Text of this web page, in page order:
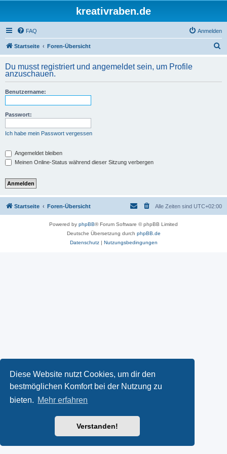
Diese Website nutzt Cookies, um dir den
bestmöglichen Komfort bei der Nutzung zu
bieten. Mehr erfahren
Verstanden!
kreativraben.de
FAQ Anmelden
Startseite Foren-Übersicht
h
Du musst registriert und angemeldet sein, um Profile
anzuschauen.
Benutzername:
Passwort:
Ich habe mein Passwort vergessen
Angemeldet bleiben
Meinen Online-Status während dieser Sitzung verbergen
Startseite Foren-Übersicht Alle Zeiten sind UTC+02:00
Powered by phpBB® Forum Software © phpBB Limited
Deutsche Übersetzung durch phpBB.de
Datenschutz| Nutzungsbedingungen